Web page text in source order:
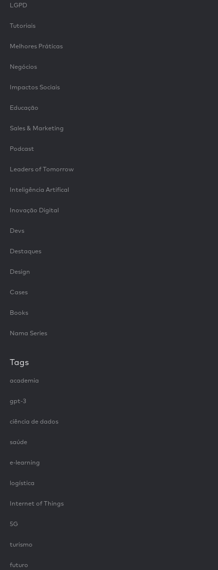
LGPD
Tutoriais
Melhores Práticas
Negócios
Impactos Sociais
Educação
Sales & Marketing
Podcast
Leaders of Tomorrow
Inteligência Artifical
Inovação Digital
Devs
Destaques
Design
Cases
Books
Nama Series
Tags
academia
gpt-3
ciência de dados
saúde
e-learning
logística
Internet of Things
5G
turismo
futuro